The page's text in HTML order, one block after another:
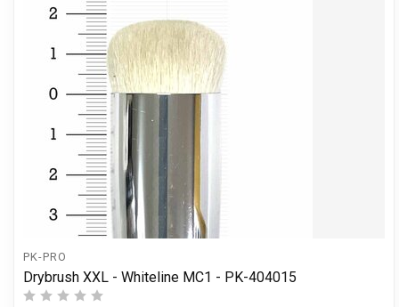
PK-PRO
Drybrush XXL - Whiteline MC1 - PK-404015